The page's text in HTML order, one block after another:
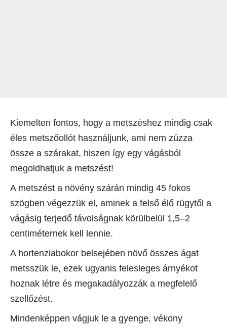
Kiemelten fontos, hogy a metszéshez mindig csak
éles metszőollót használjunk, ami nem zúzza
össze a szárakat, hiszen így egy vágásból
megoldhatjuk a metszést!
A metszést a növény szárán mindig 45 fokos
szögben végezzük el, aminek a felső élő rügytől a
vágásig terjedő távolságnak körülbelül 1,5–2
centiméternek kell lennie.
A hortenziabokor belsejében növő összes ágat
metsszük le, ezek ugyanis felesleges árnyékot
hoznak létre és megakadályozzák a megfelelő
szellőzést.
Mindenképpen vágjuk le a gyenge, vékony